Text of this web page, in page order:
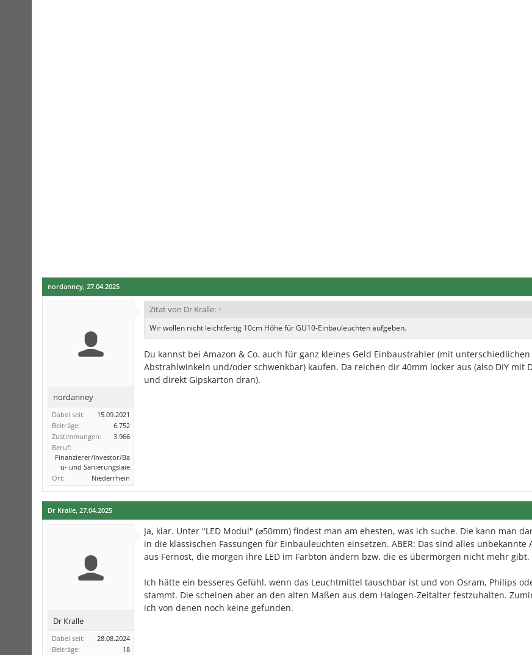
nordanney, 27.04.2025
nordanney
Dabei seit:
15.09.2021
Beiträge:
6.752
Zustimmungen:
3.966
Beruf:
Finanzierer/Investor/Ba
u- und Sanierungslaie
Ort:
Niederrhein
Zitat von Dr Kralle: ↑
Wir wollen nicht leichtfertig 10cm Höhe für GU10-Einbauleuchten aufgeben.
Du kannst bei Amazon & Co. auch für ganz kleines Geld Einbaustrahler (mit unterschiedlichen
Abstrahlwinkeln und/oder schwenkbar) kaufen. Da reichen dir 40mm locker aus (also DIY mit
und direkt Gipskarton dran).
Dr Kralle, 27.04.2025
Dr Kralle
Dabei seit:
28.08.2024
Beiträge:
18
Ja, klar. Unter "LED Modul" (⌀50mm) findest man am ehesten, was ich suche. Die kann man
in die klassischen Fassungen für Einbauleuchten einsetzen. ABER: Das sind alles unbekannte
aus Fernost, die morgen ihre LED im Farbton ändern bzw. die es übermorgen nicht mehr gibt.
Ich hätte ein besseres Gefühl, wenn das Leuchtmittel tauschbar ist und von Osram, Philips
stammt. Die scheinen aber an den alten Maßen aus dem Halogen-Zeitalter festzuhalten.
ich von denen noch keine gefunden.